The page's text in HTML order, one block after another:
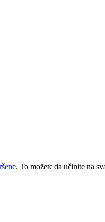
. To možete da učinite na